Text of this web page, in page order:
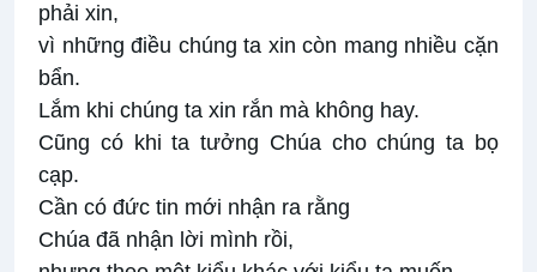
phải xin,
vì những điều chúng ta xin còn mang nhiều cặn
bẩn.
Lắm khi chúng ta xin rắn mà không hay.
Cũng có khi ta tưởng Chúa cho chúng ta bọ
cạp.
Cần có đức tin mới nhận ra rằng
Chúa đã nhận lời mình rồi,